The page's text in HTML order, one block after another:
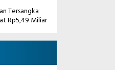
Tersangka
Rp5,49 Miliar